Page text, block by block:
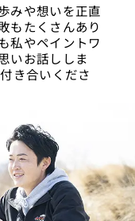
みや想いを正直
もたくさんあり
私やペイントワ
いお話ししま
き合いくださ